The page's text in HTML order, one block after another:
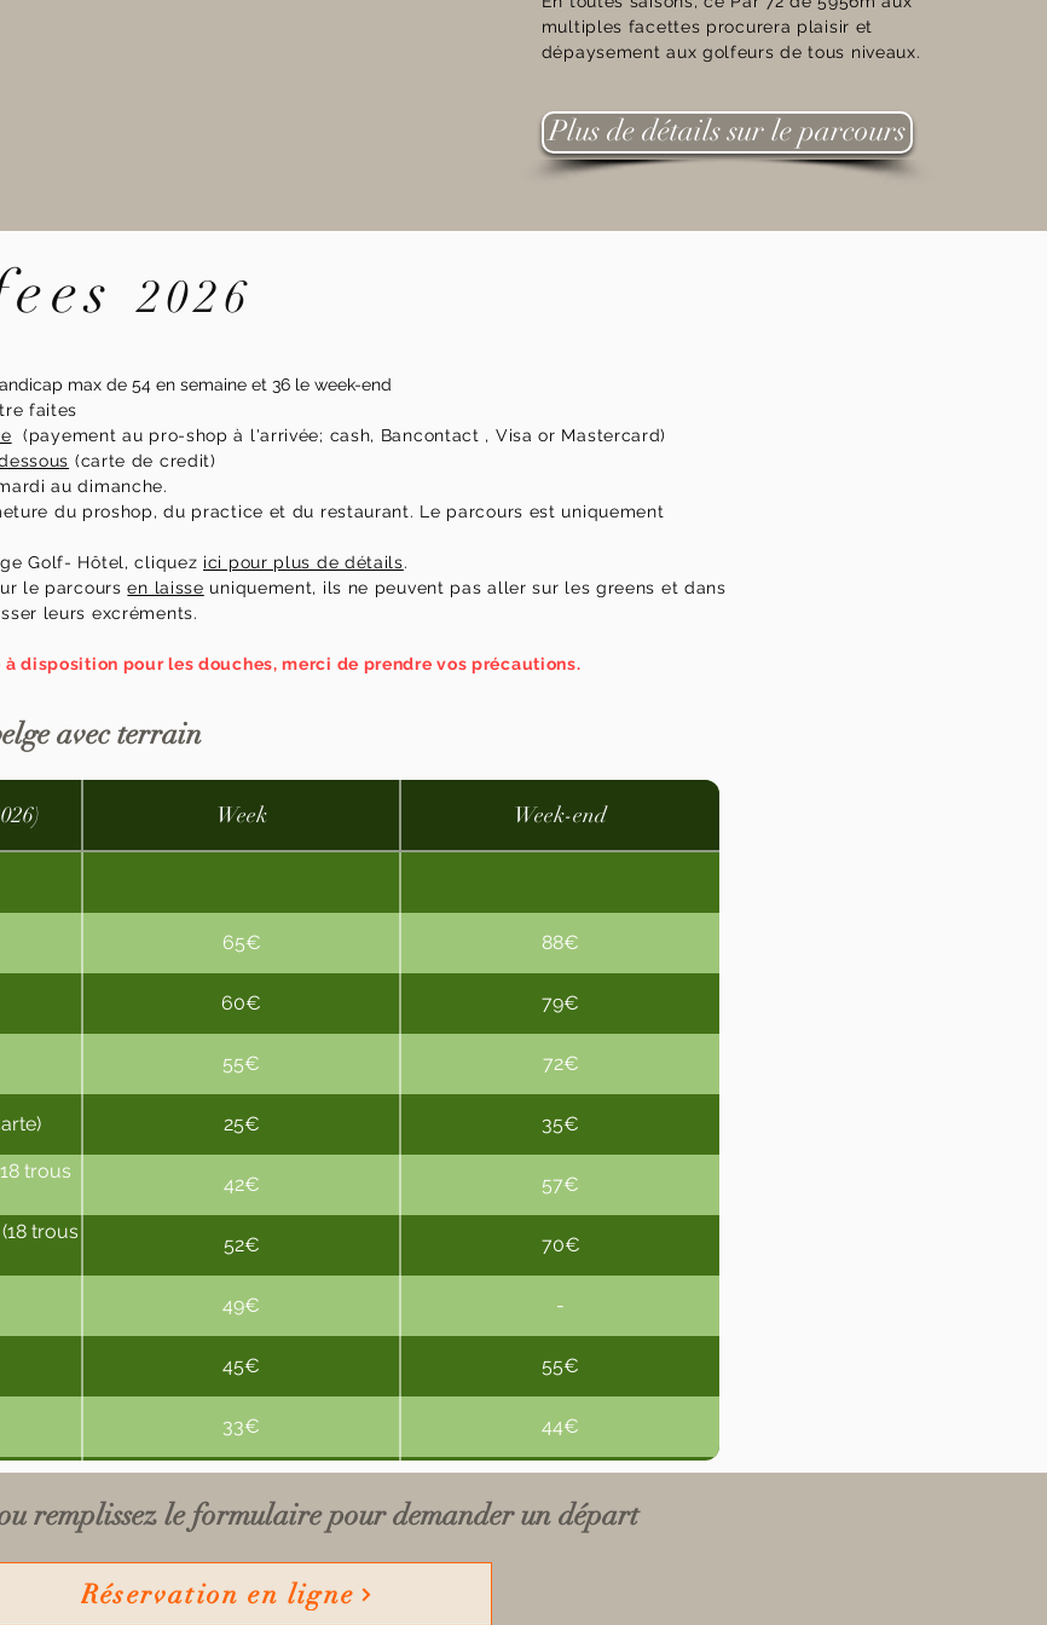
multiples facettes procurera plaisir et
dépaysement aux golfeurs de tous niveaux.
Plus de détails sur le parcours
2026
max de 54 en semaine et 36 le week-end
faites
(payement au pro-shop à l'arrivée; cash, Bancontact , Visa or Mastercard)
(carte de credit)
au dimanche.
du proshop, du practice et du restaurant. Le parcours est uniquement
Golf- Hôtel, cliquez ici pour plus de détails.
le parcoursen laisse uniquement, ils ne peuvent pas aller sur les greens et dans
leurs excréments.
disposition pour les douches, merci de prendre vos précautions.
avec terrain
Week Week-end
65€ 88€
60€ 79€
55€ 72€
25€ 35€
trous
42€ 57€
trous
52€ 70€
49€ -
45€ 55€
33€ 44€
remplissez le formulaire pour demander un départ
Réservation en ligne